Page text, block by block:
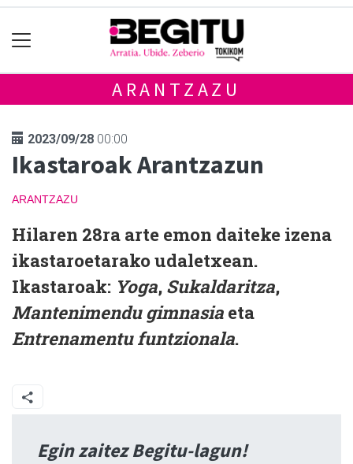
ARANTZAZU
2023/09/28 00:00
Ikastaroak Arantzazun
ARANTZAZU
Hilaren 28ra arte emon daiteke izena
ikastaroetarako udaletxean.
Ikastaroak: Yoga, Sukaldaritza,
Mantenimendu gimnasia eta
Entrenamentu funtzionala.
Egin zaitez Begitu-lagun!